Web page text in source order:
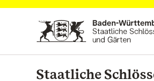
Zum Hauptinhalt springen
Staatliche